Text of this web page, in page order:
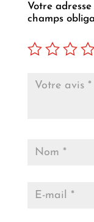
Votre
champs